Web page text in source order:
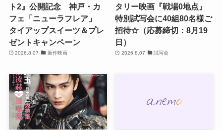
ト2』公開記念 神戸・カ
フェ「ニューラフレア」
タイアップスイーツ＆プレ
ゼントキャンペーン
2026.8.07 新作映画
タリー映画『戦場0地点』
特別試写会に40組80名様ご
招待☆（応募締切：8月19
日）
2026.8.07 試写会